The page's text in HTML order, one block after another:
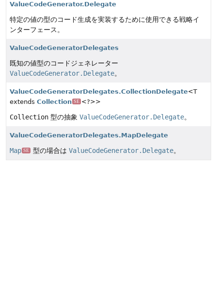
ValueCodeGenerator.Delegate
特定の値の型のコード生成を実装するために使用できる戦略イ
ンターフェース。
ValueCodeGeneratorDelegates
既知の値型のコードジェネレーター
ValueCodeGenerator.Delegate。
ValueCodeGeneratorDelegates.CollectionDelegate<T
extends Collection SE <?>>
Collection 型の抽象 ValueCodeGenerator.Delegate。
ValueCodeGeneratorDelegates.MapDelegate
Map SE 型の場合は ValueCodeGenerator.Delegate。